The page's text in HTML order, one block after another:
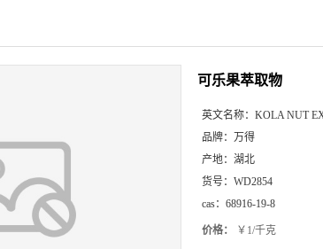
可乐果萃取物
英文名称： KOLA NUT
品牌： 万得
产地： 湖北
货号： WD2854
cas： 68916-19-8
价格： ￥1/千克